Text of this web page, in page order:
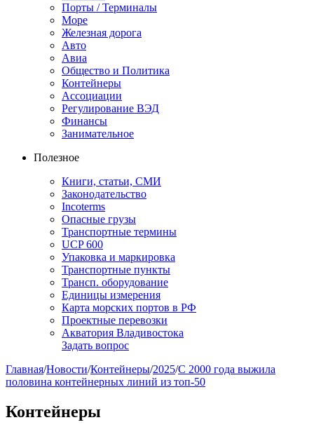
Порты / Терминалы
Море
Железная дорога
Авто
Авиа
Общество и Политика
Контейнеры
Ассоциации
Регулирование ВЭД
Финансы
Занимательное
Полезное
Книги, статьи, СМИ
Законодательство
Incoterms
Опасные грузы
Транспортные термины
UCP 600
Упаковка и маркировка
Транспортные пункты
Трансп. оборудование
Единицы измерения
Карта морских портов в РФ
Проектные перевозки
Акватория Владивостока
Задать вопрос
Главная/Новости/Контейнеры/2025/С 2000 года выжила
половина контейнерных линий из топ-50
Контейнеры